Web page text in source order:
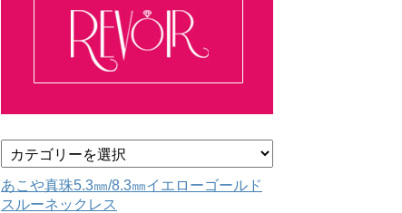
テ
ゴ
リ
あこや真珠5.3㎜/8.3㎜イエローゴールド
スルーネックレス